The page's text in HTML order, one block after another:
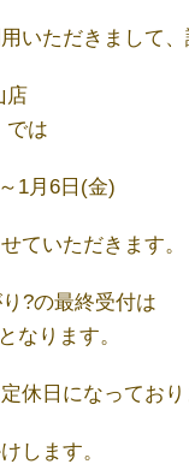
いただきまして
店
は
1月6日(金)
ていただきます。
?の最終受付は
なります。
休日になっており
します。